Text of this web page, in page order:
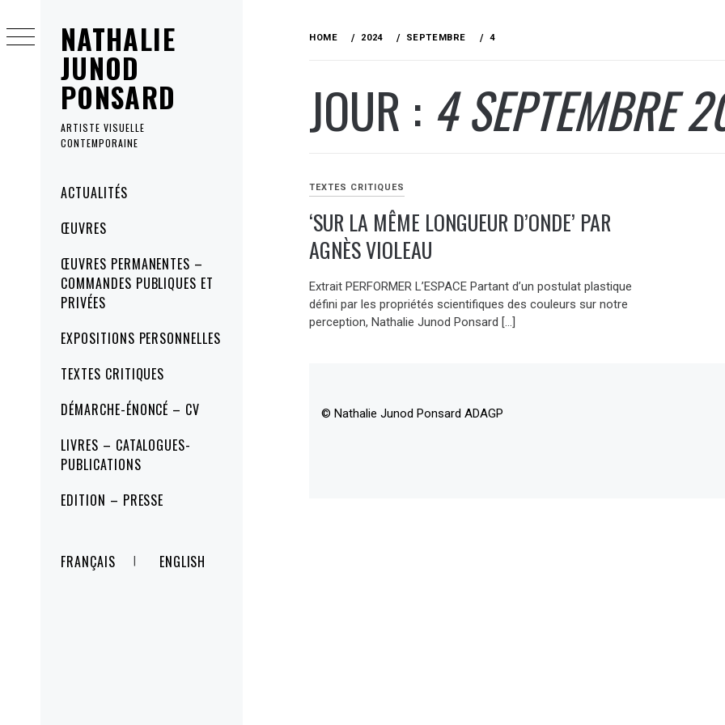
NATHALIE
JUNOD
PONSARD
ARTISTE VISUELLE
CONTEMPORAINE
MenuACTUALITÉS
ŒUVRES
ŒUVRES PERMANENTES –
COMMANDES PUBLIQUES ET
PRIVÉES
EXPOSITIONS PERSONNELLES
TEXTES CRITIQUES
DÉMARCHE-ÉNONCÉ – CV
LIVRES – CATALOGUES-
PUBLICATIONS
EDITION – PRESSE
FRANÇAIS ENGLISH
to
content
HOME 2024 SEPTEMBRE 4
JOUR : 4 SEPTEMBRE
TEXTES CRITIQUES
‘SUR LA MÊME LONGUEUR D’ONDE’ PAR
AGNÈS VIOLEAU
Extrait PERFORMER L’ESPACE Partant d’un postulat plastique
défini par les propriétés scientifiques des couleurs sur notre
perception, Nathalie Junod Ponsard […]
© Nathalie Junod Ponsard ADAGP